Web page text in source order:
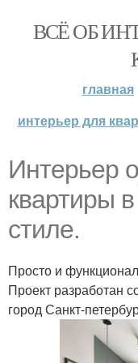
ВСЁ ОБ
главная
интерьер для
Интерьер
квартиры
стиле.
Просто и
Проект разработан
город Санкт-